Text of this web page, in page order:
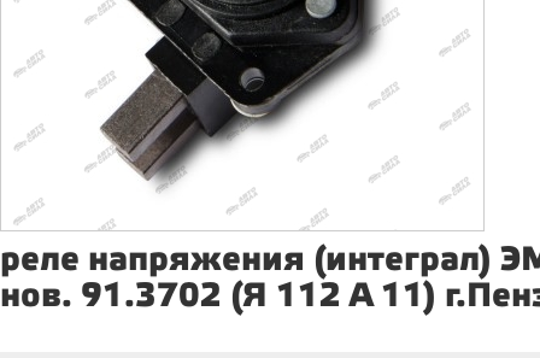
реле напряжения (интеграл)
нов. 91.3702 (Я 112 А 11)